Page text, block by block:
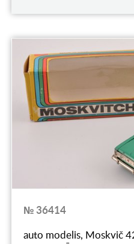
№ 36414
auto modelis, Moskvič